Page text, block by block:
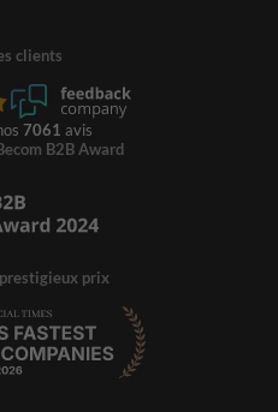
clients
7061 avis
B2B Award
prix